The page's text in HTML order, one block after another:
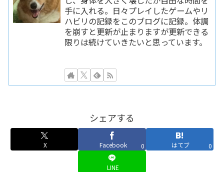
手に入れる。日々プレイしたゲームやリ
ハビリの記録をこのブログに記録。体調
を崩すと更新が止まりますが更新できる
限りは続けていきたいと思っています。
シェアする
X Facebook 0 はてブ 0
LINE